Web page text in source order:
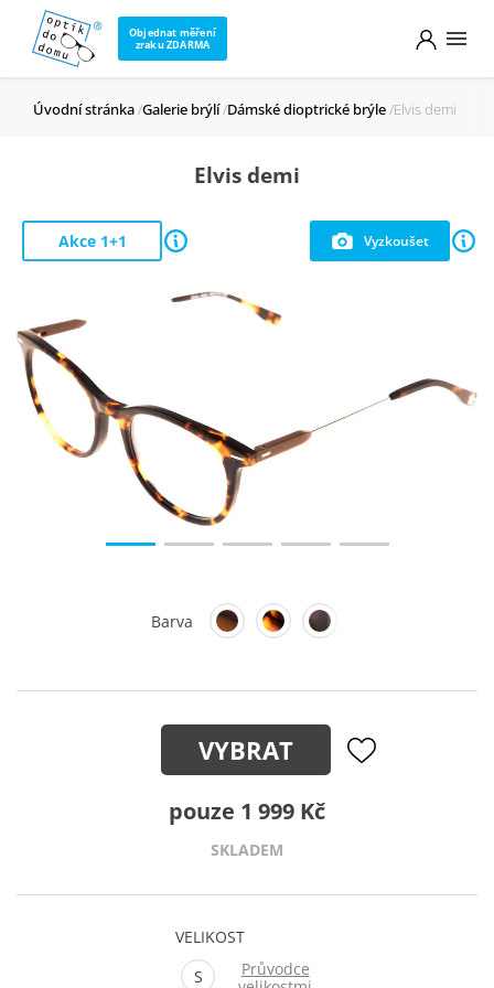
Objednat měření
zraku ZDARMA
Úvodní stránka Galerie brýlí Dámské dioptrické brýle Elvis demi
Elvis demi
Vyzkoušet
Akce 1+1
Barva
VYBRAT
pouze 1 999 Kč
SKLADEM
VELIKOST
S
Průvodce